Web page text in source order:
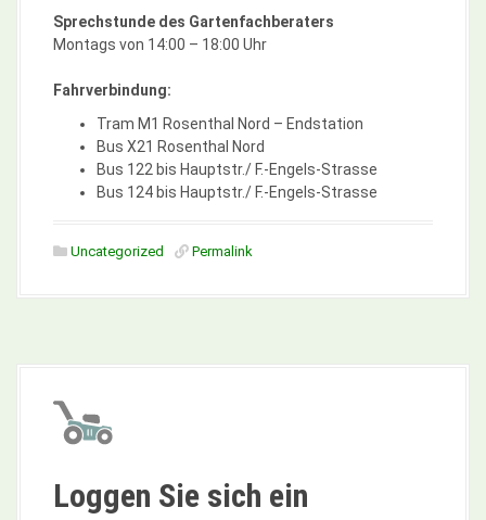
Sprechstunde des Gartenfachberaters
Montags von 14:00 – 18:00 Uhr
Fahrverbindung:
Tram M1 Rosenthal Nord – Endstation
Bus X21 Rosenthal Nord
Bus 122 bis Hauptstr./ F.-Engels-Strasse
Bus 124 bis Hauptstr./ F.-Engels-Strasse
Uncategorized Permalink
Loggen Sie sich ein